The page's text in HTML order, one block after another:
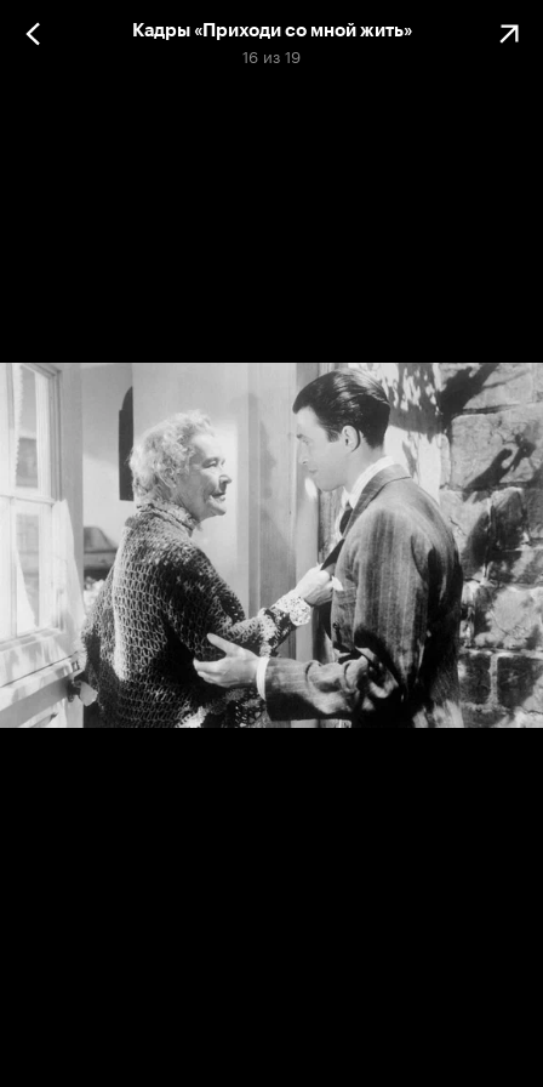
Кадры «Приходи со мной жить»
16 из 19